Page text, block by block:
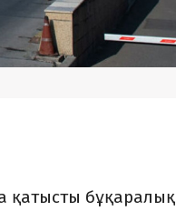
қатысты бұқаралық